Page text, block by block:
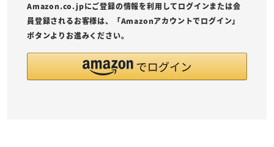
Amazon.co.jpにご登録の情報を利用してログインまたは会
員登録されるお客様は、「Amazonアカウントでログイン」
ボタンよりお進みください。